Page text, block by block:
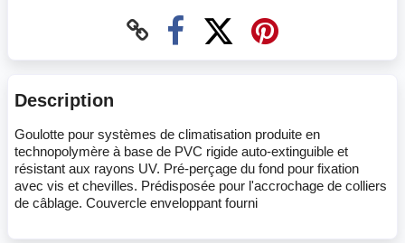
Description
Goulotte pour systèmes de climatisation produite en
technopolymère à base de PVC rigide auto-extinguible et
résistant aux rayons UV. Pré-perçage du fond pour fixation
avec vis et chevilles. Prédisposée pour l'accrochage de colliers
de câblage. Couvercle enveloppant fourni